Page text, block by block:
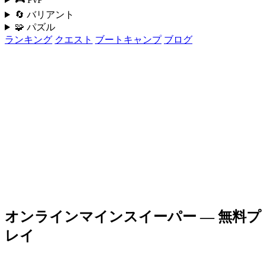
🔄 バリアント
🧩 パズル
ランキング クエスト ブートキャンプ ブログ
オンラインマインスイーパー — 無料プ
レイ